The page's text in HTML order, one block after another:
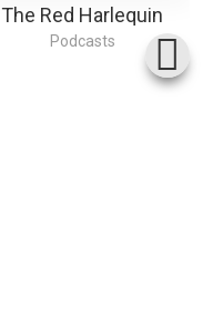
The Red Harlequin
Podcasts